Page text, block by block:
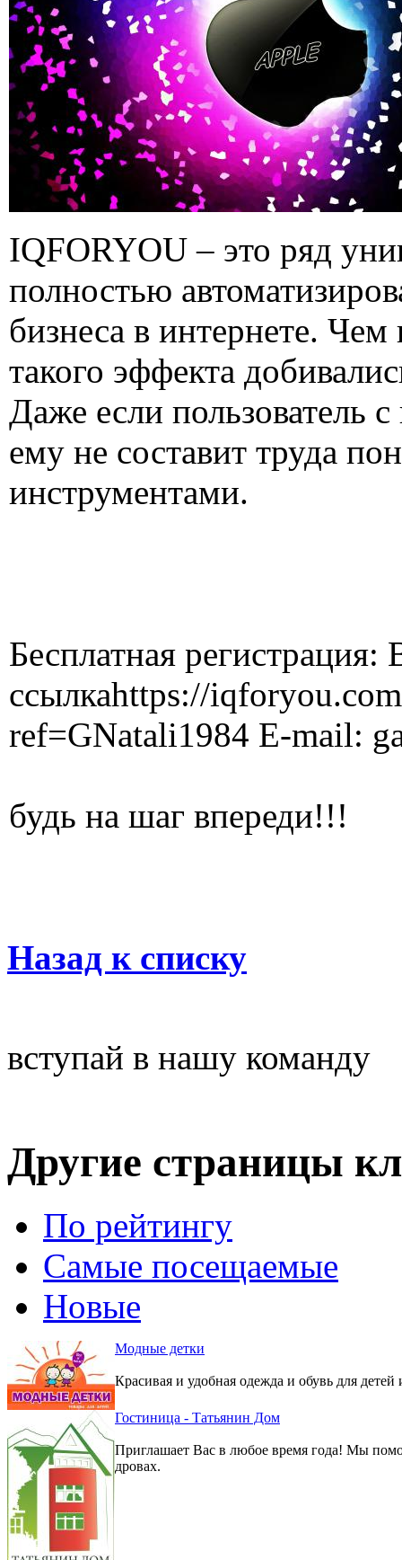
IQFORYOU – это ряд
полностью
бизнеса в интернете.
такого эффекта
Даже если
ему не составит труда
инструментами.
Бесплатная регистрация:
ссылкаhttps://
ref=GNatali1984 E-mail:
будь на шаг впереди!!!
Назад к списку
вступай в нашу команду
Другие страницы
По рейтингу
Самые посещаемые
Новые
Модные детки
Красивая и удобная одежда и обувь для детей
Гостиница - Татьянин Дом
Приглашает Вас в любое время года! Мы
дровах.